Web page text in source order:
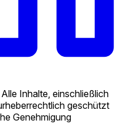
Inhalte, einschließlich
geschützt
Genehmigung